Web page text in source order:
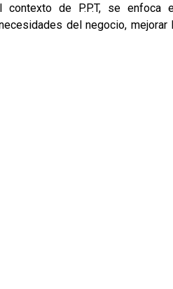
de P.P.T, se enfoca
del negocio, mejorar